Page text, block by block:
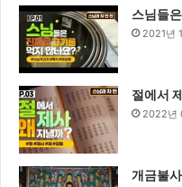
스님들
2021년
절에서
2022년
개금불